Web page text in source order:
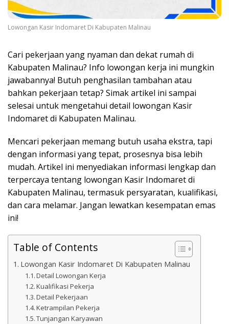
Lowongan Kasir Indomaret Di Kabupaten Malinau
Cari pekerjaan yang nyaman dan dekat rumah di
Kabupaten Malinau? Info lowongan kerja ini mungkin
jawabannya! Butuh penghasilan tambahan atau
bahkan pekerjaan tetap? Simak artikel ini sampai
selesai untuk mengetahui detail lowongan Kasir
Indomaret di Kabupaten Malinau.
Mencari pekerjaan memang butuh usaha ekstra, tapi
dengan informasi yang tepat, prosesnya bisa lebih
mudah. Artikel ini menyediakan informasi lengkap dan
terpercaya tentang lowongan Kasir Indomaret di
Kabupaten Malinau, termasuk persyaratan, kualifikasi,
dan cara melamar. Jangan lewatkan kesempatan emas
ini!
Table of Contents
Lowongan Kasir Indomaret Di Kabupaten Malinau
Detail Lowongan Kerja
Kualifikasi Pekerja
Detail Pekerjaan
Ketrampilan Pekerja
Tunjangan Karyawan